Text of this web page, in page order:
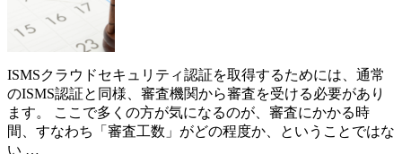
ISMSクラウドセキュリティ認証を取得するためには、通常
のISMS認証と同様、審査機関から審査を受ける必要があり
ます。 ここで多くの方が気になるのが、審査にかかる時
間、すなわち「審査工数」がどの程度か、ということではな
い …